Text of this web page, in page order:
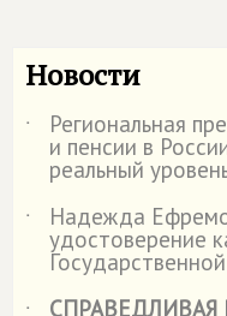
Новости
˙ Региональная
и пенсии в
реальный
˙
Надежда
удостоверение
СПРАВЕДЛИВАЯ